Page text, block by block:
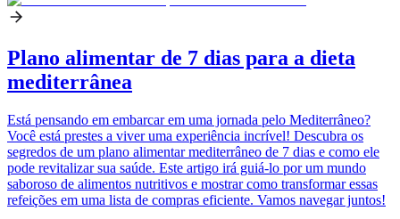
Plano alimentar de 7 dias para a dieta
mediterrânea
Está pensando em embarcar em uma jornada pelo Mediterrâneo?
Você está prestes a viver uma experiência incrível! Descubra os
segredos de um plano alimentar mediterrâneo de 7 dias e como ele
pode revitalizar sua saúde. Este artigo irá guiá-lo por um mundo
saboroso de alimentos nutritivos e mostrar como transformar essas
refeições em uma lista de compras eficiente. Vamos navegar juntos!